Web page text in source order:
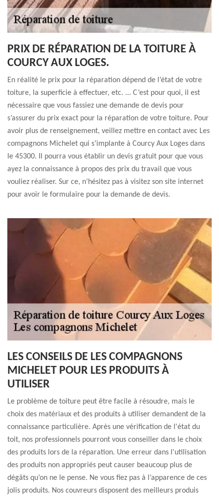
PRIX DE RÉPARATION DE LA TOITURE À
COURCY AUX LOGES.
En réalité le prix pour la réparation dépend de l’état de votre
toiture, la superficie à effectuer, etc. ... C’est pour quoi, il est
nécessaire que vous fassiez une demande de devis pour
s’assurer du prix exact pour la réparation de votre toiture. Pour
avoir plus de renseignement, veillez mettre en contact avec Les
compagnons Michelet qui s’implante à Courcy Aux Loges dans
le 45300. Il pourra vous établir un devis gratuit pour que vous
ayez la connaissance à propos des prix du travail que vous
vouliez réaliser. Sur ce, n’hésitez pas à visitez son site internet
pour avoir le formulaire pour la demande de devis.
LES CONSEILS DE LES COMPAGNONS
MICHELET POUR LES PRODUITS À
UTILISER
Le problème de toiture peut être facile à résoudre, mais le
choix des matériaux et des produits à utiliser demandent de la
connaissance particulière. Après une vérification de l'état du
toit, nos professionnels pourront vous conseiller dans le choix
des produits lors de la réparation. Une erreur dans l'utilisation
des produits non appropriés peut causer beaucoup plus de
dégâts qu’on ne le pense. Ne vous fiez pas à l’apparence de ces
jolis produits. Nos couvreurs disposent des meilleurs produis